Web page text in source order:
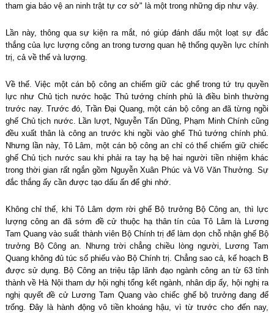
tham gia bảo vệ an ninh trật tự cơ sở" là một trong những dịp như vậy.
Lần này, thông qua sự kiện ra mắt, nó giúp đánh dấu một loạt sự đắc
thắng của lực lượng công an trong tương quan hệ thống quyền lực chính
trị, cả về thế và lượng.
Về thế. Việc một cán bộ công an chiếm giữ các ghế trong tứ trụ quyền
lực như Chủ tịch nước hoặc Thủ tướng chính phủ là điều bình thường
trước nay. Trước đó, Trần Đại Quang, một cán bộ công an đã từng ngồi
ghế Chủ tịch nước. Lần lượt, Nguyễn Tấn Dũng, Phạm Minh Chính cũng
đều xuất thân là công an trước khi ngồi vào ghế Thủ tướng chính phủ.
Nhưng lần này, Tô Lâm, một cán bộ công an chỉ có thể chiếm giữ chiếc
ghế Chủ tịch nước sau khi phải ra tay hạ bệ hai người tiền nhiệm khác
trong thời gian rất ngắn gồm Nguyễn Xuân Phúc và Võ Văn Thưởng. Sự
đắc thắng ấy cần được tạo dấu ấn để ghi nhớ.
Không chỉ thế, khi Tô Lâm dợm rời ghế Bộ trưởng Bộ Công an, thì lực
lượng công an đã sớm đề cử thuộc hạ thân tín của Tô Lâm là Lương
Tam Quang vào suất thành viên Bộ Chính trị để làm dọn chỗ nhận ghế Bộ
trưởng Bộ Công an. Nhưng trời chẳng chiều lòng người, Lương Tam
Quang không đủ túc số phiếu vào Bộ Chính trị. Chẳng sao cả, kế hoạch B
được sử dụng. Bộ Công an triệu tập lãnh đạo ngành công an từ 63 tỉnh
thành về Hà Nội tham dự hội nghị tổng kết ngành, nhân dịp ấy, hội nghị ra
nghị quyết đề cử Lương Tam Quang vào chiếc ghế bộ trưởng đang để
trống. Đây là hành động vô tiền khoáng hậu, vì từ trước cho đến nay,